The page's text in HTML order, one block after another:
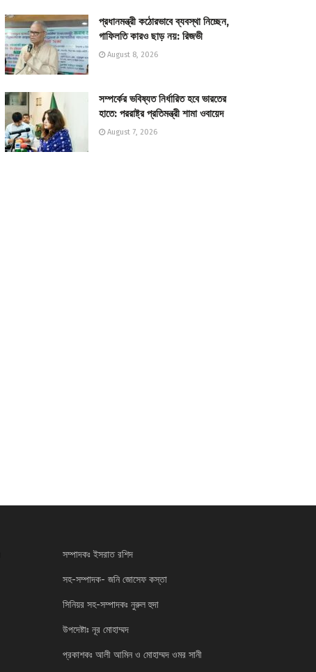
প্রধানমন্ত্রী কঠোরভাবে ব্যবস্থা নিচ্ছেন,
গাফিলতি কারও ছাড় নয়: রিজভী
August 8, 2026
সম্পর্কের ভবিষ্যত নির্ধারিত হবে ভারতের
হাতে: পররাষ্ট্র প্রতিমন্ত্রী শামা ওবায়েদ
August 7, 2026
সম্পাদকঃ ইসরাত রশিদ
সহ-সম্পাদক- জনি জোসেফ কস্তা
সিনিয়র সহ-সম্পাদকঃ নুরুল হুদা
উপদেষ্টাঃ নূর মোহাম্মদ
প্রকাশকঃ আলী আমিন ও মোহাম্মদ ওমর সানী